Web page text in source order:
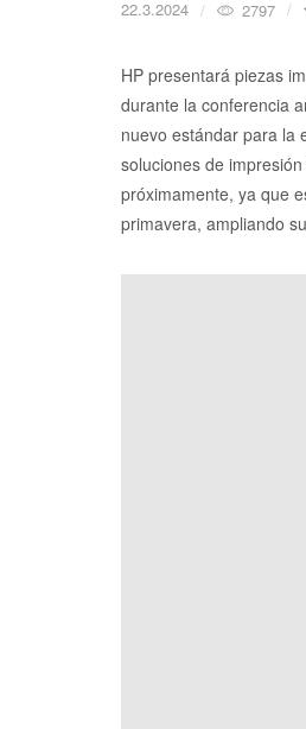
22.3.2024 2797
HP presentará piezas
durante la conferencia
nuevo estándar para la
soluciones de
próximamente, ya que
primavera, ampliando